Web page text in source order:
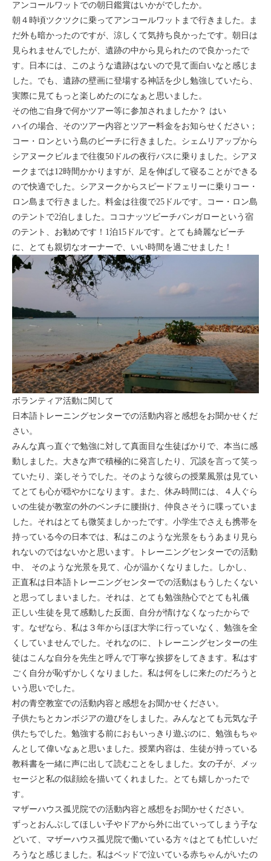
アンコールワットでの朝日鑑賞はいかがでしたか。
朝４時頃ツクツクに乗ってアンコールワットまで行きました。ま
だ外も暗かったのですが、涼しくて気持ち良かったです。朝日は
見られませんでしたが、遺跡の中から見られたので良かったで
す。日本には、このような遺跡はないので見て面白いなと感じま
した。でも、遺跡の壁画に登場する神話を少し勉強していたら、
実際に見てもっと楽しめたのになぁと思いました。
その他ご自身で何かツアー等に参加されましたか？ はい
ハイの場合、そのツアー内容とツアー料金をお知らせください；
コー・ロンという島のビーチに行きました。シェムリアップから
シアヌークビルまで往復50ドルの夜行バスに乗りました。シアヌ
ークまでは12時間かかりますが、足を伸ばして寝ることができる
ので快適でした。シアヌークからスピードフェリーに乗りコー・
ロン島まで行きました。料金は往復で25ドルです。コー・ロン島
のテントで2泊しました。ココナッツビーチバンガローという宿
のテント、お勧めです！1泊15ドルです。とても綺麗なビーチ
に、とても親切なオーナーで、いい時間を過ごせました！
ボランティア活動に関して
日本語トレーニングセンターでの活動内容と感想をお聞かせくだ
さい。
みんな真っ直ぐで勉強に対して真面目な生徒ばかりで、本当に感
動しました。大きな声で積極的に発言したり、冗談を言って笑っ
ていたり、楽しそうでした。そのような彼らの授業風景は見てい
てとても心が穏やかになります。また、休み時間には、４人ぐら
いの生徒が教室の外のベンチに腰掛け、仲良さそうに喋っていま
した。それはとても微笑ましかったです。小学生でさえも携帯を
持っている今の日本では、私はこのような光景をもうあまり見ら
れないのではないかと思います。トレーニングセンターでの活動
中、 そのような光景を見て、心が温かくなりました。しかし、
正直私は日本語トレーニングセンターでの活動はもうしたくない
と思ってしまいました。それは、とても勉強熱心でとても礼儀
正しい生徒を見て感動した反面、自分が情けなくなったからで
す。なぜなら、私は３年からほぼ大学に行っていなく、勉強を全
くしていませんでした。それなのに、トレーニングセンターの生
徒はこんな自分を先生と呼んで丁寧な挨拶をしてきます。私はす
ごく自分が恥ずかしくなりました。私は何をしに来たのだろうと
いう思いでした。
村の青空教室での活動内容と感想をお聞かせください。
子供たちとカンボジアの遊びをしました。みんなとても元気な子
供たちでした。勉強する前におもいっきり遊ぶのに、勉強もちゃ
んとして偉いなぁと思いました。授業内容は、生徒が持っている
教科書を一緒に声に出して読むことをしました。女の子が、メッ
セージと私の似顔絵を描いてくれました。とても嬉しかったで
す。
マザーハウス孤児院での活動内容と感想をお聞かせください。
ずっとおんぶしてほしい子やドアから外に出ていってしまう子な
どいて、マザーハウス孤児院で働いている方々はとても忙しいだ
ろうなと感じました。私はベッドで泣いている赤ちゃんがいたの